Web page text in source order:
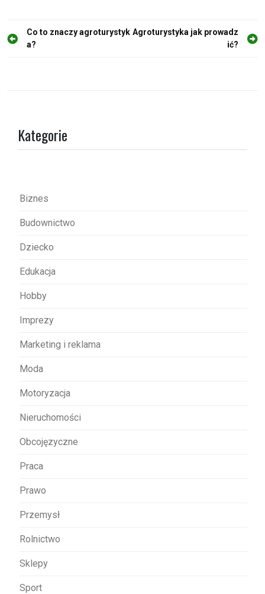
N
Co to znaczy agroturystyk
a?
Agroturystyka jak prowadz
ić?
Kategorie
Biznes
Budownictwo
Dziecko
Edukacja
Hobby
Imprezy
Marketing i reklama
Moda
Motoryzacja
Nieruchomości
Obcojęzyczne
Praca
Prawo
Przemysł
Rolnictwo
Sklepy
Sport